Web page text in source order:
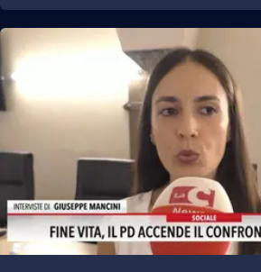
Le perfidie di Antonella Grippo
Venti di comunicazione
STREAMING
LaC TV
LaC Network